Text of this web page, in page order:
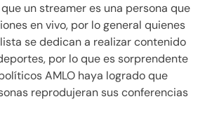
un streamer es una persona que
en vivo, por lo general quienes
se dedican a realizar contenido
por lo que es sorprendente
AMLO haya logrado que
reprodujeran sus conferencias